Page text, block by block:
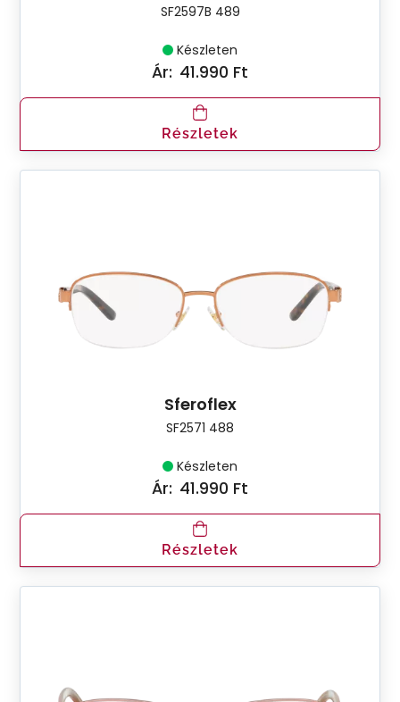
SF2597B 489
Készleten
Ár: 41.990 Ft
Részletek
Sferoflex
SF2571 488
Készleten
Ár: 41.990 Ft
Részletek